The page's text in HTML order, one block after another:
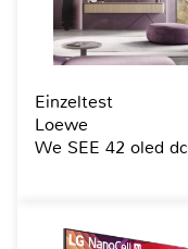
Einzeltest
Loewe
We SEE 42 oled dc